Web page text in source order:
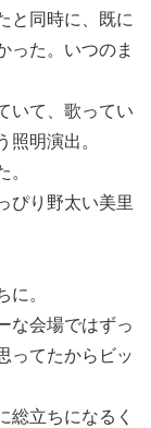
と同時に、既に
った。いつのま
いて、歌ってい
照明演出。
。
ぴり野太い美里
に。
な会場ではずっ
ってたからビッ
総立ちになるく